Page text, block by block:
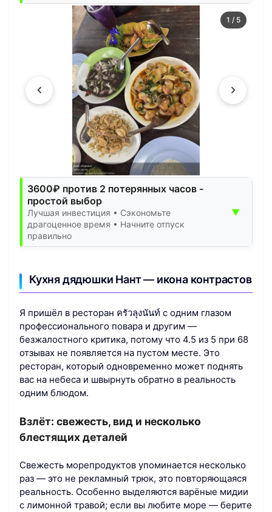
1 / 5
3600₽ против 2 потерянных часов -
простой выбор
Лучшая инвестиция • Сэкономьте
драгоценное время • Начните отпуск
правильно
▼
Кухня дядюшки Нант — икона контрастов
Я пришёл в ресторан ครัวลุงนันท์ с одним глазом
профессионального повара и другим —
безжалостного критика, потому что 4.5 из 5 при 68
отзывах не появляется на пустом месте. Это
ресторан, который одновременно может поднять
вас на небеса и швырнуть обратно в реальность
одним блюдом.
Взлёт: свежесть, вид и несколько
блестящих деталей
Свежесть морепродуктов упоминается несколько
раз — это не рекламный трюк, это повторяющаяся
реальность. Особенно выделяются варёные мидии
с лимонной травой; если вы любите море — берите